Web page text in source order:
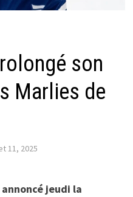
son
Marlies de
11, 2025
jeudi la